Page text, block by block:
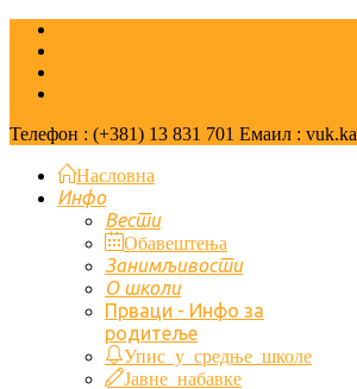
Телефон : (+381) 13 831 701 Емаил :
Насловна
Инфо
Вести
Обавештења
Занимљивости
О школи
Првaци - Инфо за
родитеље
Упис у средње школе
Јавне набавке